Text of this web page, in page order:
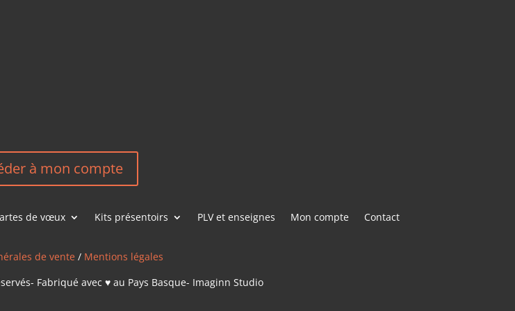
à mon compte
de vœux Kits présentoirs PLV et enseignes Mon compte Contact
de vente / Mentions légales
Fabriqué avec ♥ au Pays Basque- Imaginn Studio